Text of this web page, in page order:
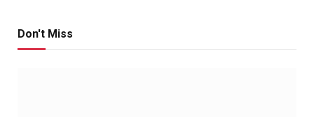
Don't Miss